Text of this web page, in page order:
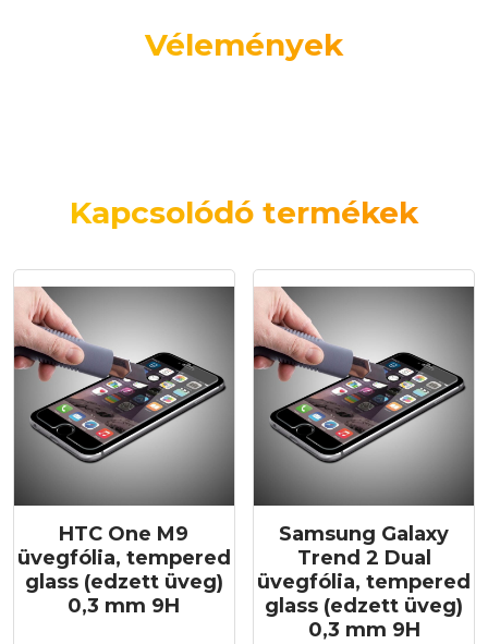
Vélemények
Kapcsolódó termékek
HTC One M9
üvegfólia, tempered
glass (edzett üveg)
0,3 mm 9H
Samsung Galaxy
Trend 2 Dual
üvegfólia, tempered
glass (edzett üveg)
0,3 mm 9H